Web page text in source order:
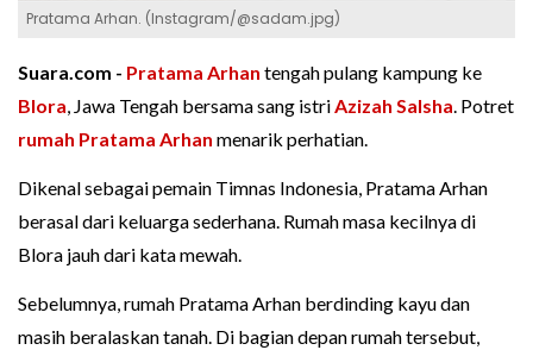
Pratama Arhan. (Instagram/@sadam.jpg)
Suara.com - Pratama Arhan tengah pulang kampung ke
Blora, Jawa Tengah bersama sang istriAzizah Salsha. Potret
rumah Pratama Arhan menarik perhatian.
Dikenal sebagai pemain Timnas Indonesia, Pratama Arhan
berasal dari keluarga sederhana. Rumah masa kecilnya di
Blora jauh dari kata mewah.
Sebelumnya, rumah Pratama Arhan berdinding kayu dan
masih beralaskan tanah. Di bagian depan rumah tersebut,